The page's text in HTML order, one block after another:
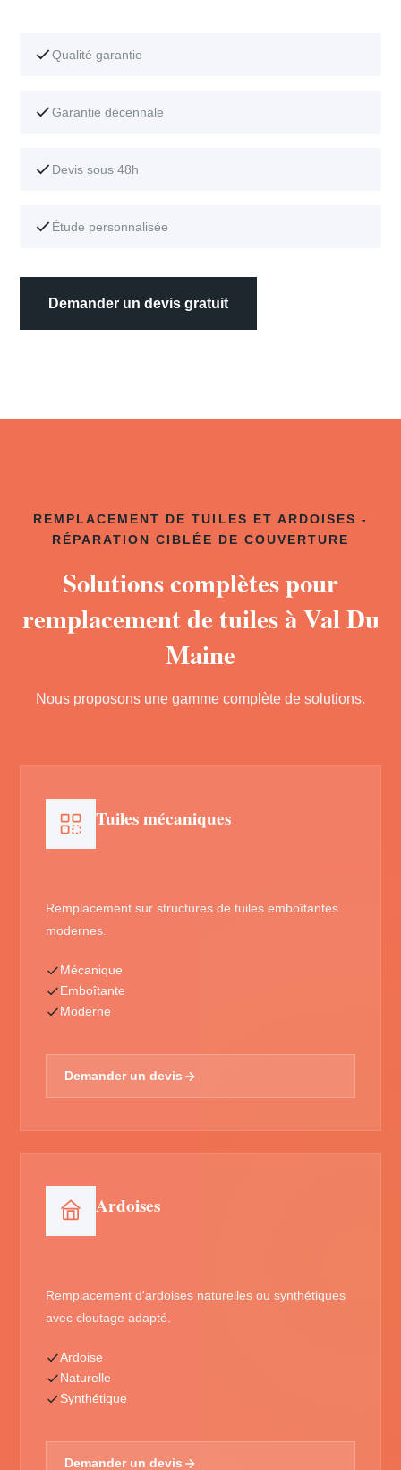
Qualité garantie
Garantie décennale
Devis sous 48h
Étude personnalisée
Demander un devis gratuit
REMPLACEMENT DE TUILES ET ARDOISES -
RÉPARATION CIBLÉE DE COUVERTURE
Solutions complètes pour
remplacement de tuiles à Val Du
Maine
Nous proposons une gamme complète de solutions.
Tuiles mécaniques
Remplacement sur structures de tuiles emboîtantes
modernes.
Mécanique
Emboîtante
Moderne
Demander un devis
Ardoises
Remplacement d'ardoises naturelles ou synthétiques
avec cloutage adapté.
Ardoise
Naturelle
Synthétique
Demander un devis